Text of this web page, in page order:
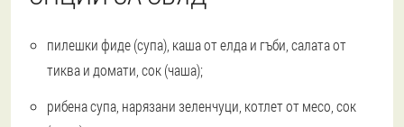
пилешки фиде (супа), каша от елда и гъби, салата от
тиква и домати, сок (чаша);
рибена супа, нарязани зеленчуци, котлет от месо, сок